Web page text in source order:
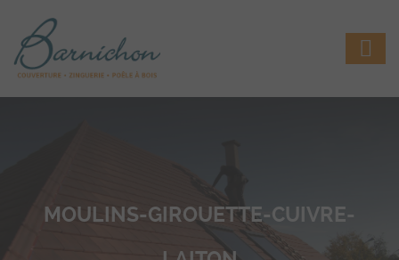
MOULINS-GIROUETTE-CUIVRE-